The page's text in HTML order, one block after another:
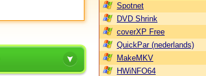
Spotnet
DVD Shrink
coverXP Free
QuickPar (nederlands)
MakeMKV
HWiNFO64